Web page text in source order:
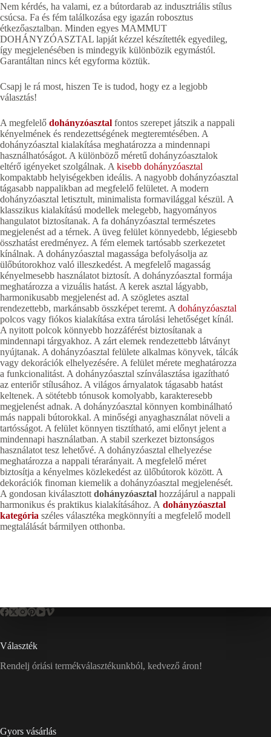
Nem kérdés, ha valami, ez a bútordarab az indusztriális stílus
csúcsa. Fa és fém találkozása egy igazán robosztus
étkezőasztalban. Minden egyes MAMMUT
DOHÁNYZÓASZTAL lapját kézzel készítették egyedileg,
így megjelenésében is mindegyik különbözik egymástól.
Garantáltan nincs két egyforma köztük.
Csapj le rá most, hiszen Te is tudod, hogy ez a legjobb
választás!
A megfelelő dohányzóasztal fontos szerepet játszik a nappali
kényelmének és rendezettségének megteremtésében. A
dohányzóasztal kialakítása meghatározza a mindennapi
használhatóságot. A különböző méretű dohányzóasztalok
eltérő igényeket szolgálnak. A kisebb dohányzóasztal
kompaktabb helyiségekben ideális. A nagyobb dohányzóasztal
tágasabb nappalikban ad megfelelő felületet. A modern
dohányzóasztal letisztult, minimalista formavilággal készül. A
klasszikus kialakítású modellek melegebb, hagyományos
hangulatot biztosítanak. A fa dohányzóasztal természetes
megjelenést ad a térnek. A üveg felület könnyedebb, légiesebb
összhatást eredményez. A fém elemek tartósabb szerkezetet
kínálnak. A dohányzóasztal magassága befolyásolja az
ülőbútorokhoz való illeszkedést. A megfelelő magasság
kényelmesebb használatot biztosít. A dohányzóasztal formája
meghatározza a vizuális hatást. A kerek asztal lágyabb,
harmonikusabb megjelenést ad. A szögletes asztal
rendezettebb, markánsabb összképet teremt. A dohányzóasztal
polcos vagy fiókos kialakítása extra tárolási lehetőséget kínál.
A nyitott polcok könnyebb hozzáférést biztosítanak a
mindennapi tárgyakhoz. A zárt elemek rendezettebb látványt
nyújtanak. A dohányzóasztal felülete alkalmas könyvek, tálcák
vagy dekorációk elhelyezésére. A felület mérete meghatározza
a funkcionalitást. A dohányzóasztal színválasztása igazítható
az enteriőr stílusához. A világos árnyalatok tágasabb hatást
keltenek. A sötétebb tónusok komolyabb, karakteresebb
megjelenést adnak. A dohányzóasztal könnyen kombinálható
más nappali bútorokkal. A minőségi anyaghasználat növeli a
tartósságot. A felület könnyen tisztítható, ami előnyt jelent a
mindennapi használatban. A stabil szerkezet biztonságos
használatot tesz lehetővé. A dohányzóasztal elhelyezése
meghatározza a nappali térarányait. A megfelelő méret
biztosítja a kényelmes közlekedést az ülőbútorok között. A
dekorációk finoman kiemelik a dohányzóasztal megjelenését.
A gondosan kiválasztott dohányzóasztal hozzájárul a nappali
harmonikus és praktikus kialakításához. A dohányzóasztal
kategória széles választéka megkönnyíti a megfelelő modell
megtalálását bármilyen otthonba.
Választék
Rendelj óriási termékválasztékunkból, kedvező áron!
Gyors vásárlás